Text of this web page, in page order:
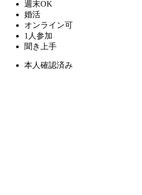
週末OK
婚活
オンライン可
1人参加
聞き上手
本人確認済み